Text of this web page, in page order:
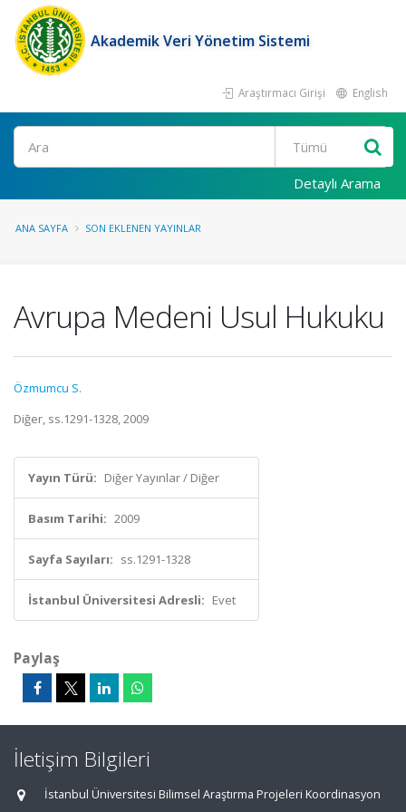
Akademik Veri Yönetim Sistemi
Araştırmacı Girişi English
Ara
Detaylı Arama
ANA SAYFA SON EKLENEN YAYINLAR
Avrupa Medeni Usul Hukuku
Özmumcu S.
Diğer, ss.1291-1328, 2009
Yayın Türü: Diğer Yayınlar / Diğer
Basım Tarihi: 2009
Sayfa Sayıları: ss.1291-1328
İstanbul Üniversitesi Adresli: Evet
Paylaş
İletişim Bilgileri
İstanbul Üniversitesi Bilimsel Araştırma Projeleri Koordinasyon